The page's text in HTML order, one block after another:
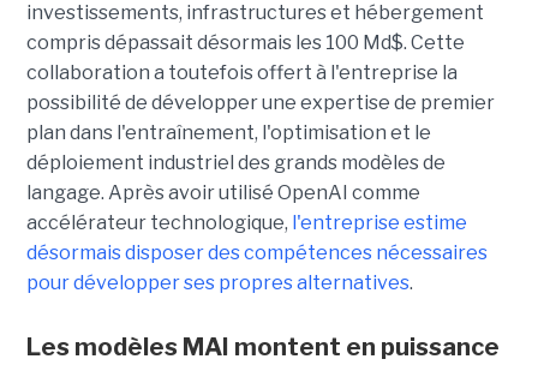
investissements, infrastructures et hébergement
compris dépassait désormais les 100 Md$. Cette
collaboration a toutefois offert à l'entreprise la
possibilité de développer une expertise de premier
plan dans l'entraînement, l'optimisation et le
déploiement industriel des grands modèles de
langage. Après avoir utilisé OpenAI comme
accélérateur technologique, l'entreprise estime
désormais disposer des compétences nécessaires
pour développer ses propres alternatives.
Les modèles MAI montent en puissance